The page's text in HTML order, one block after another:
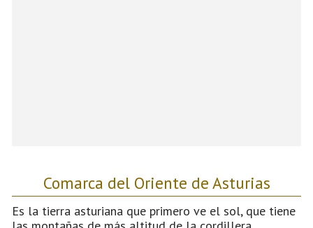
Comarca del Oriente de Asturias
Es la tierra asturiana que primero ve el sol, que tiene